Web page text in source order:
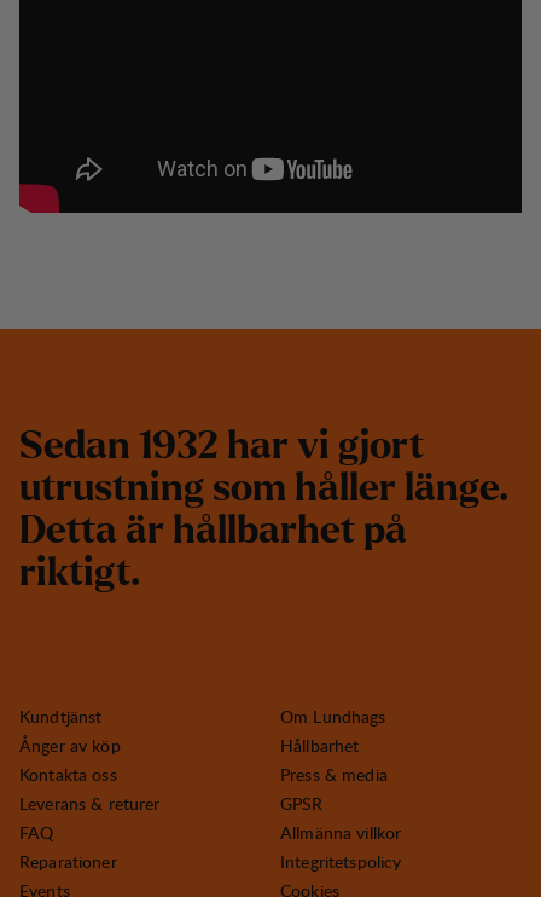
Sedan 1932 har vi gjort
utrustning som håller länge.
Detta är hållbarhet på
riktigt.
Kundtjänst
Ånger av köp
Kontakta oss
Leverans & returer
FAQ
Reparationer
Events
Om Lundhags
Hållbarhet
Press & media
GPSR
Allmänna villkor
Integritetspolicy
Cookies